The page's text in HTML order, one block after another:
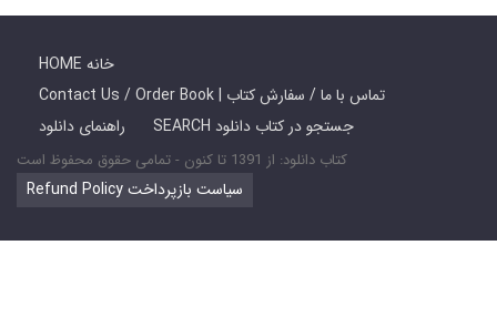
HOME خانه
Contact Us / Order Book | تماس با ما / سفارش کتاب
راهنمای دانلود
SEARCH جستجو در کتاب دانلود
کتاب دانلود: از 1391 تا کنون - تمامی حقوق محفوظ است
Refund Policy سیاست بازپرداخت